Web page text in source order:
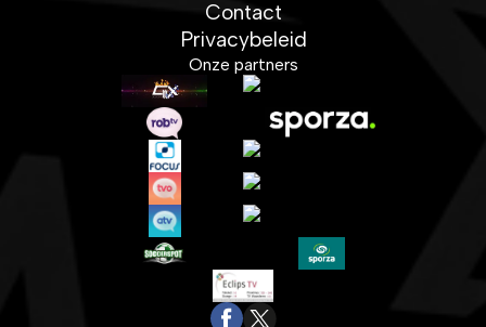
Contact
Privacybeleid
Onze partners